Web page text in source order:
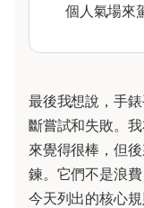
個人氣場來
最後我想說，手
斷嘗試和失敗。
來覺得很棒，但
鍊。它們不是浪
今天列出的核心